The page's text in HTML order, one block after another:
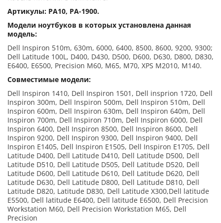
Артикулы: PA10, PA-1900.
Модели ноутбуков в которых установлена данная
модель:
Dell Inspiron 510m, 630m, 6000, 6400, 8500, 8600, 9200, 9300;
Dell Latitude 100L, D400, D430, D500, D600, D630, D800, D830,
E6400, E6500, Precision M60, M65, M70, XPS M2010, M140.
Совместимые модели:
Dell Inspiron 1410, Dell Inspiron 1501, Dell insprion 1720, Dell
Inspiron 300m, Dell Inspiron 500m, Dell Inspiron 510m, Dell
Inspiron 600m, Dell Inspiron 630m, Dell Inspiron 640m, Dell
Inspiron 700m, Dell Inspiron 710m, Dell Inspiron 6000, Dell
Inspiron 6400, Dell Inspiron 8500, Dell Inspiron 8600, Dell
Inspiron 9200, Dell Inspiron 9300, Dell Inspiron 9400, Dell
Inspiron E1405, Dell Inspiron E1505, Dell Inspiron E1705, Dell
Latitude D400, Dell Latitude D410, Dell Latitude D500, Dell
Latitude D510, Dell Latitude D505, Dell Latitude D520, Dell
Latitude D600, Dell Latitude D610, Dell Latitude D620, Dell
Latitude D630, Dell Latitude D800, Dell Latitude D810, Dell
Latitude D820, Latitude D830, Dell Latitude X300,Dell latitude
E5500, Dell latitude E6400, Dell latitude E6500, Dell Precision
Workstation M60, Dell Precision Workstation M65, Dell
Precision